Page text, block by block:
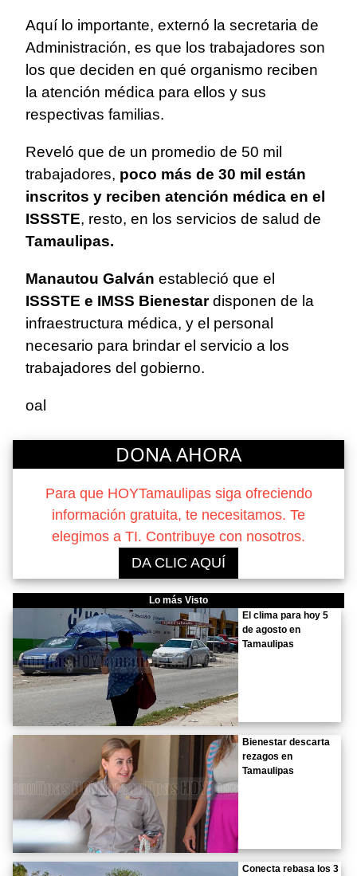
Aquí lo importante, externó la secretaria de
Administración, es que los trabajadores son
los que deciden en qué organismo reciben
la atención médica para ellos y sus
respectivas familias.
Reveló que de un promedio de 50 mil
trabajadores, poco más de 30 mil están
inscritos y reciben atención médica en el
ISSSTE, resto, en los servicios de salud de
Tamaulipas.
Manautou Galván estableció que el
ISSSTE e IMSS Bienestardisponen de la
infraestructura médica, y el personal
necesario para brindar el servicio a los
trabajadores del gobierno.
oal
DONA AHORA
Para que HOYTamaulipas siga ofreciendo
información gratuita, te necesitamos. Te
elegimos a TI. Contribuye con nosotros.
DA CLIC AQUÍ
Lo más Visto
El clima para hoy 5
de agosto en
Tamaulipas
Bienestar descarta
rezagos en
Tamaulipas
Conecta rebasa los 3